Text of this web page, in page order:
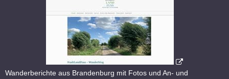
Wanderberichte aus Brandenburg mit Fotos und An- und